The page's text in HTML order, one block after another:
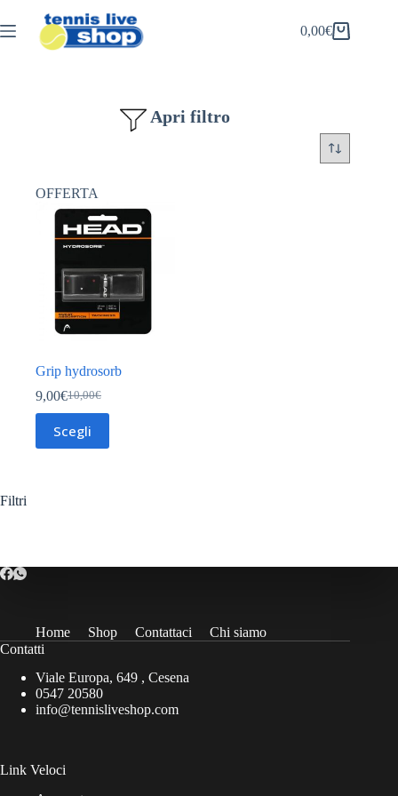
al
contenuto
Carrello
0,00€
Apri filtro
OFFERTA
Grip hydrosorb
10,00€
Il
prezzo
originale
era:
9,00€Il
prezzo
attuale
è:
Scegli
Questo
prodotto
ha
scelte
prodotto
Filtri
Home Shop Contattaci
Chi siamo
Contatti
Viale Europa, 649 , Cesena
0547 20580
info@tennisliveshop.com
Link Veloci